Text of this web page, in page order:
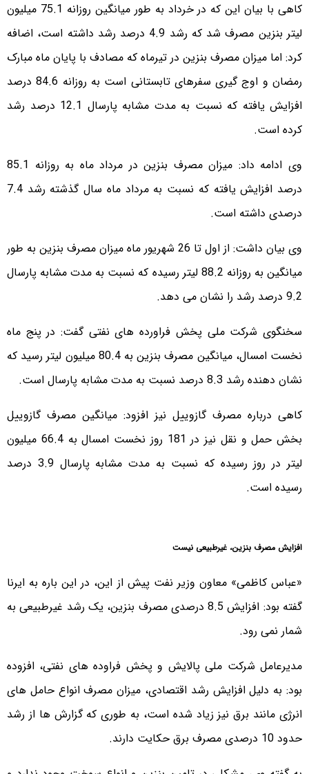
کاهی با بیان این که در خرداد به طور میانگین روزانه 75.1 میلیون
لیتر بنزین مصرف شد که رشد 4.9 درصد رشد داشته است، اضافه
کرد: اما میزان مصرف بنزین در تیرماه که مصادف با پایان ماه مبارک
رمضان و اوج گیری سفرهای تابستانی است به روزانه 84.6 درصد
افزایش یافته که نسبت به مدت مشابه پارسال 12.1 درصد رشد
کرده است.
وی ادامه داد: میزان مصرف بنزین در مرداد ماه به روزانه 85.1
درصد افزایش یافته که نسبت به مرداد ماه سال گذشته رشد 7.4
درصدی داشته است.
وی بیان داشت: از اول تا 26 شهریور ماه میزان مصرف بنزین به طور
میانگین به روزانه 88.2 لیتر رسیده که نسبت به مدت مشابه پارسال
9.2 درصد رشد را نشان می دهد.
سخنگوی شرکت ملی پخش فراورده های نفتی گفت: در پنج ماه
نخست امسال، میانگین مصرف بنزین به 80.4 میلیون لیتر رسید که
نشان دهنده رشد 8.3 درصد نسبت به مدت مشابه پارسال است.
کاهی درباره مصرف گازوییل نیز افزود: میانگین مصرف گازوییل
بخش حمل و نقل نیز در 181 روز نخست امسال به 66.4 میلیون
لیتر در روز رسیده که نسبت به مدت مشابه پارسال 3.9 درصد
رسیده است.
افزایش مصرف بنزین، غیرطبیعی نیست
«عباس کاظمی» معاون وزیر نفت پیش از این، در این باره به ایرنا
گفته بود: افزایش 8.5 درصدی مصرف بنزین، یک رشد غیرطبیعی به
شمار نمی رود.
مدیرعامل شرکت ملی پالایش و پخش فراوده های نفتی، افزوده
بود: به دلیل افزایش رشد اقتصادی، میزان مصرف انواع حامل های
انرژی مانند برق نیز زیاد شده است، به طوری که گزارش ها از رشد
حدود 10 درصدی مصرف برق حکایت دارند.